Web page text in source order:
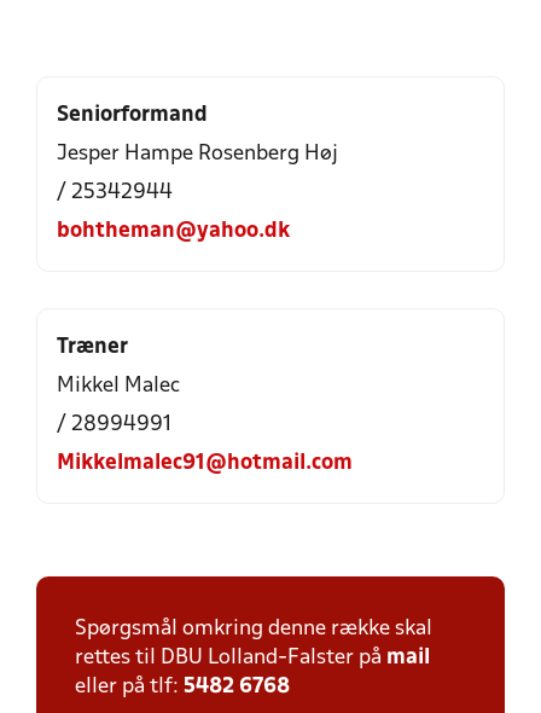
Seniorformand
Jesper Hampe Rosenberg Høj
/ 25342944
bohtheman@yahoo.dk
Træner
Mikkel Malec
/ 28994991
Mikkelmalec91@hotmail.com
Spørgsmål omkring denne række skal
rettes til DBU Lolland-Falster på mail
eller på tlf: 5482 6768